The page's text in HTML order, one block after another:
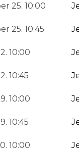
25. 10:00
25. 10:45
10:00
10:45
10:00
10:45
10:00